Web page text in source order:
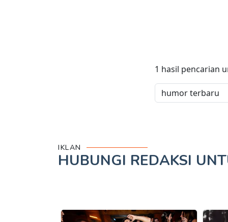
1 hasil pencarian
IKLAN
HUBUNGI REDAKSI